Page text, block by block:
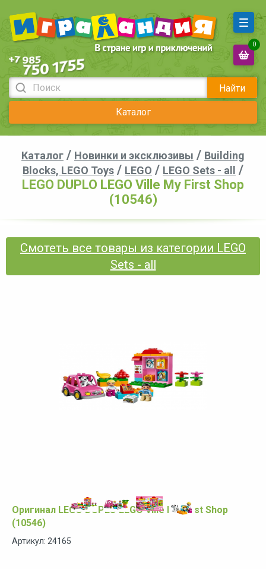
Найти
Каталог
0
Каталог / Новинки и эксклюзивы / Building
Blocks, LEGO Toys / LEGO / LEGO Sets - all
/
LEGO DUPLO LEGO Ville My First Shop
(10546)
Смотеть все товары из категории LEGO
Sets - all
Оригинал LEGO DUPLO LEGO Ville My First Shop
(10546)
Артикул: 24165